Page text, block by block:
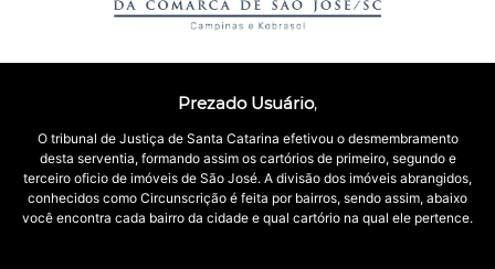
Prezado Usuário,
O tribunal de Justiça de Santa Catarina efetivou o desmembramento
desta serventia, formando assim os cartórios de primeiro, segundo e
terceiro oficio de imóveis de São José. A divisão dos imóveis abrangidos,
conhecidos como Circunscrição é feita por bairros, sendo assim, abaixo
você encontra cada bairro da cidade e qual cartório na qual ele pertence.